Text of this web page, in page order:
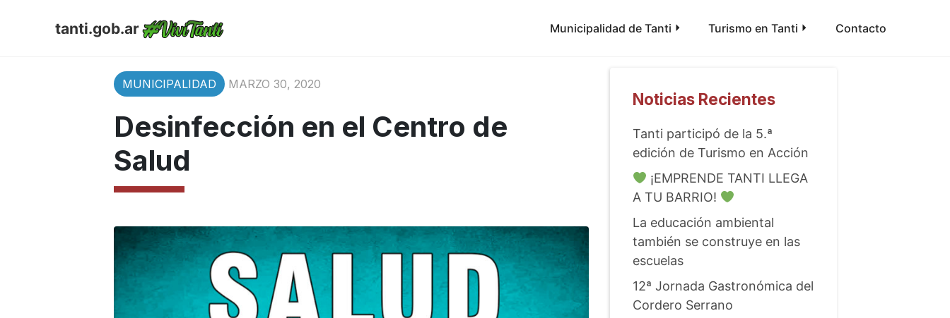
tanti.gob.ar Municipalidad de Tanti Turismo en Tanti Contacto
MUNICIPALIDAD MARZO 30, 2020
Desinfección en el Centro de
Salud
Noticias Recientes
Tanti participó de la 5.ª
edición de Turismo en Acción
¡EMPRENDE TANTI LLEGA
A TU BARRIO!
La educación ambiental
también se construye en las
escuelas
12ª Jornada Gastronómica del
Cordero Serrano